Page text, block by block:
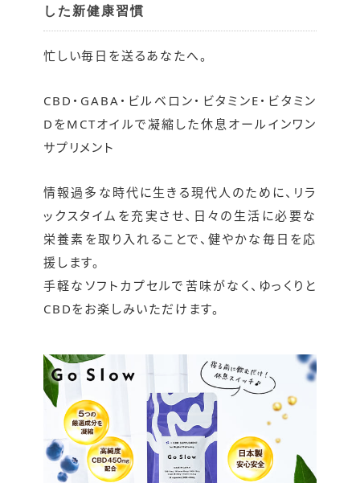
した新健康習慣
忙しい毎日を送るあなたへ。
CBD・GABA・ビルベロン・ビタミンE・ビタミン
DをMCTオイルで凝縮した休息オールインワン
サプリメント
情報過多な時代に生きる現代人のために、リラ
ックスタイムを充実させ、日々の生活に必要な
栄養素を取り入れることで、健やかな毎日を応
援します。
手軽なソフトカプセルで苦味がなく、ゆっくりと
CBDをお楽しみいただけます。